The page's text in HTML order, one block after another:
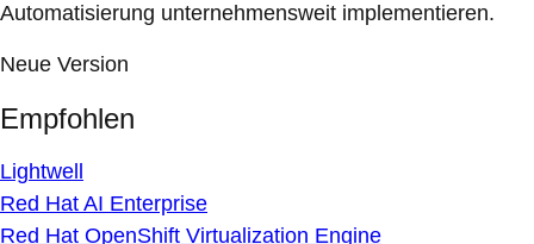
Automatisierung unternehmensweit implementieren.
Neue Version
Empfohlen
Lightwell
Red Hat AI Enterprise
Red Hat OpenShift Virtualization Engine